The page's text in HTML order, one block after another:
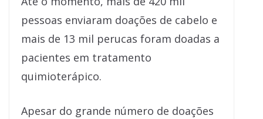
pessoas enviaram doações de cabelo e
mais de 13 mil perucas foram doadas a
pacientes em tratamento
quimioterápico.
Apesar do grande número de doações